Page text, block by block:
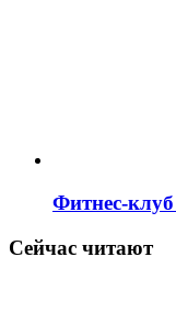
Фитнес-
Сейчас читают